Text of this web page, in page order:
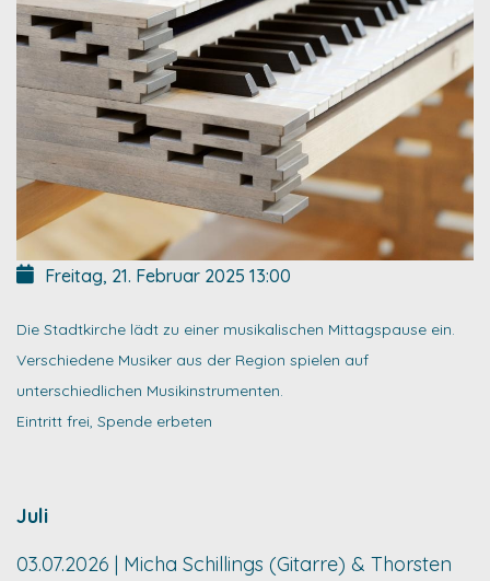
Freitag, 21. Februar 2025 13:00
Die Stadtkirche lädt zu einer musikalischen Mittagspause ein.
Verschiedene Musiker aus der Region spielen auf
unterschiedlichen Musikinstrumenten.
Eintritt frei, Spende erbeten
Juli
03.07.2026 | Micha Schillings (Gitarre) & Thorsten